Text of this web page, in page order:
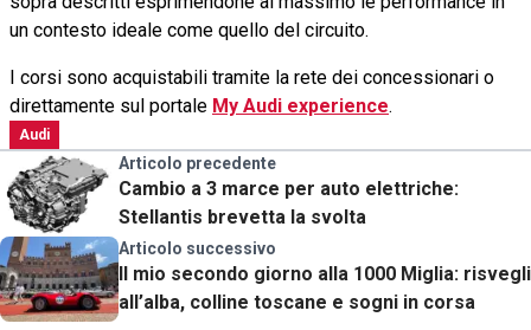
un contesto ideale come quello del circuito.
I corsi sono acquistabili tramite la rete dei concessionari o
direttamente sul portale My Audi experience.
Audi
Articolo precedente
Cambio a 3 marce per auto elettriche:
Stellantis brevetta la svolta
Articolo successivo
Il mio secondo giorno alla 1000 Miglia: risvegli
all’alba, colline toscane e sogni in corsa